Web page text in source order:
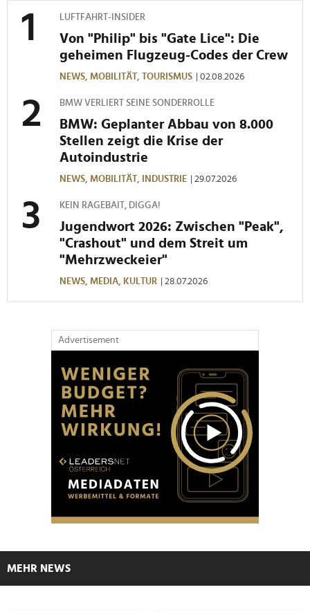
Wir verwenden Cookies, um Inhalte und Anzeigen zu
zu können und die Zugriffe auf unsere Website zu
analysieren. Außerdem geben wir Informationen zu Ihrer
Verwendung unserer Website an unsere Partner für
Partner führen diese Informationen möglicherweise mit
weiteren Daten zusammen, die Sie ihnen bereitgestellt
haben oder die sie im Rahmen Ihrer Nutzung der Dienste
gesammelt haben.
LUFTFAHRT-INSIDER
Von "Philip" bis "Gate Lice": Die
geheimen Flugzeug-Codes der Crew
NEWS, MOBILITÄT, TOURISMUS | 02.08.2026
BMW VERLIERT SEINE SONDERROLLE
BMW: Geplanter Abbau von 8.000
Stellen zeigt die Krise der
Autoindustrie
NEWS, MOBILITÄT, INDUSTRIE | 29.07.2026
KEIN RAGEBAIT, DIGGA!
Jugendwort 2026: Zwischen "Peak",
"Crashout" und dem Streit um
"Mehrzweckeier"
NEWS, MEDIA, KULTUR | 28.07.2026
Advertisement
MEHR NEWS